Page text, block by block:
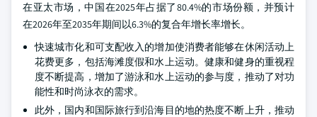
在亚太市场，中国在2025年占据了80.4%的市场份额，并预计
在2026年至2035年期间以6.3%的复合年增长率增长。
快速城市化和可支配收入的增加使消费者能够在休闲活动上
花费更多，包括海滩度假和水上运动。健康和健身的重视程
度不断提高，增加了游泳和水上运动的参与度，推动了对功
能性和时尚泳衣的需求。
此外，国内和国际旅行到沿海目的地的热度不断上升，推动